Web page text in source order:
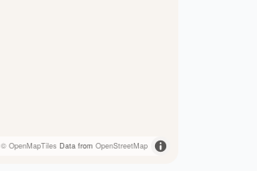
© OpenMapTiles Data from OpenStreetMap